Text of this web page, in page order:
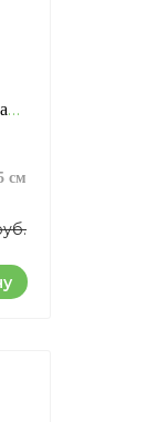
Комод «KR82», отделка: старение (сосна)
см